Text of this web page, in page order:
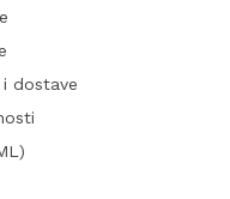
i dostave